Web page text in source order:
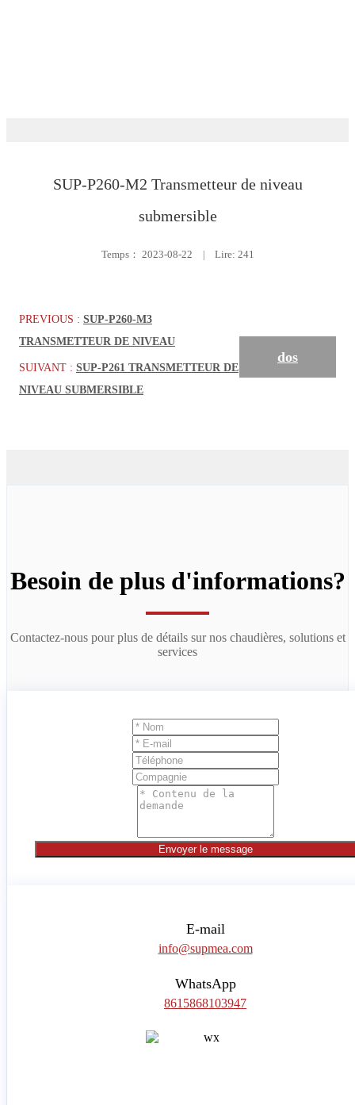
SUP-P260-M2 Transmetteur de niveau
submersible
Temps： 2023-08-22 | Lire: 241
PREVIOUS : SUP-P260-M3
TRANSMETTEUR DE NIVEAU
SUIVANT : SUP-P261 TRANSMETTEUR DE
NIVEAU SUBMERSIBLE
dos
Besoin de plus d'informations?
Contactez-nous pour plus de détails sur nos chaudières, solutions et
services
Envoyer le message
E-mail
info@supmea.com
WhatsApp
8615868103947